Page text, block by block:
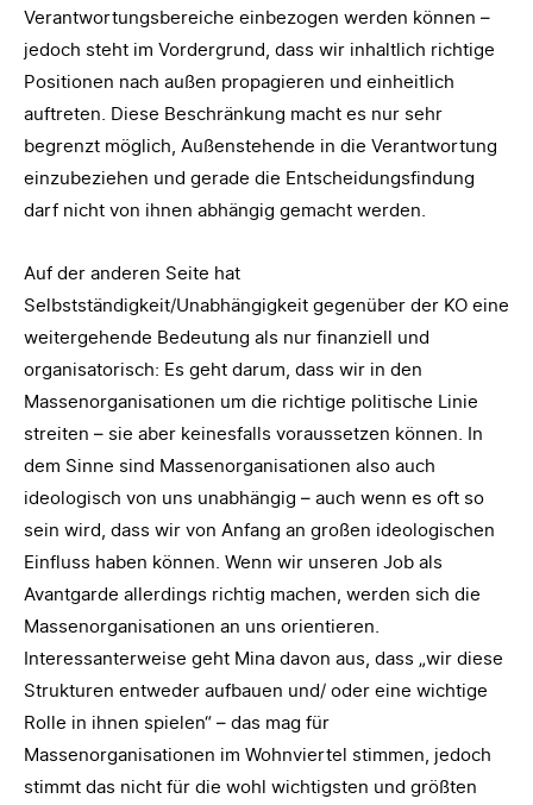
Verantwortungsbereiche einbezogen werden können –
jedoch steht im Vordergrund, dass wir inhaltlich richtige
Positionen nach außen propagieren und einheitlich
auftreten. Diese Beschränkung macht es nur sehr
begrenzt möglich, Außenstehende in die Verantwortung
einzubeziehen und gerade die Entscheidungsfindung
darf nicht von ihnen abhängig gemacht werden.
Auf der anderen Seite hat
Selbstständigkeit/Unabhängigkeit gegenüber der KO eine
weitergehende Bedeutung als nur finanziell und
organisatorisch: Es geht darum, dass wir in den
Massenorganisationen um die richtige politische Linie
streiten – sie aber keinesfalls voraussetzen können. In
dem Sinne sind Massenorganisationen also auch
ideologisch von uns unabhängig – auch wenn es oft so
sein wird, dass wir von Anfang an großen ideologischen
Einfluss haben können. Wenn wir unseren Job als
Avantgarde allerdings richtig machen, werden sich die
Massenorganisationen an uns orientieren.
Interessanterweise geht Mina davon aus, dass „wir diese
Strukturen entweder aufbauen und/ oder eine wichtige
Rolle in ihnen spielen“ – das mag für
Massenorganisationen im Wohnviertel stimmen, jedoch
stimmt das nicht für die wohl wichtigsten und größten